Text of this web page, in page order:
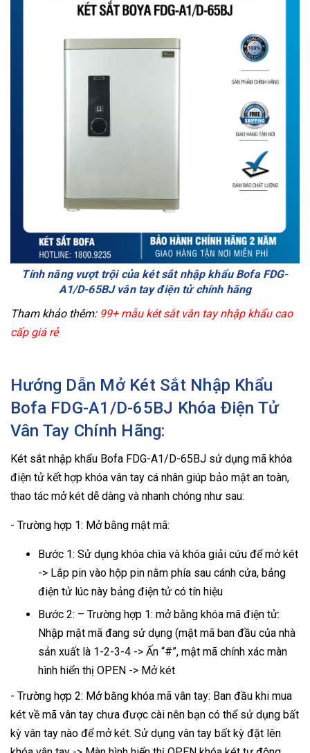
Tính năng vượt trội của két sắt nhập khẩu Bofa FDG-
A1/D-65BJ vân tay điện tử chính hãng
Tham khảo thêm: 99+ mẫu két sắt vân tay nhập khẩu cao
cấp giá rẻ
Hướng Dẫn Mở Két Sắt Nhập Khẩu
Bofa FDG-A1/D-65BJ Khóa Điện Tử
Vân Tay Chính Hãng:
Két sắt nhập khẩu Bofa FDG-A1/D-65BJ sử dụng mã khóa
điện tử kết hợp khóa vân tay cá nhân giúp bảo mật an toàn,
thao tác mở két dễ dàng và nhanh chóng như sau:
- Trường hợp 1: Mở bằng mật mã:
Bước 1: Sử dụng khóa chìa và khóa giải cứu để mở két
-> Lắp pin vào hộp pin nằm phía sau cánh cửa, bảng
điện tử lúc này bảng điện tử có tín hiệu
Bước 2: – Trường hợp 1: mở bằng khóa mã điện tử:
Nhập mật mã đang sử dụng (mật mã ban đầu của nhà
sản xuất là 1-2-3-4 -> Ấn “#”, mật mã chính xác màn
hình hiển thị OPEN -> Mở két
- Trường hợp 2: Mở bằng khóa mã vân tay: Ban đầu khi mua
két về mã vân tay chưa được cài nên bạn có thể sử dụng bất
kỳ vân tay nào để mở két. Sử dụng vân tay bất kỳ đặt lên